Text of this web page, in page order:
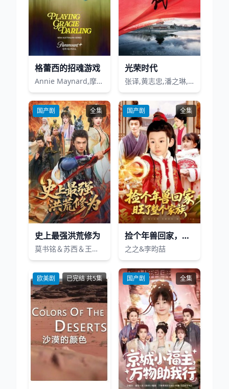
格蕾西的招魂游戏
Annie Maynard,摩根娜·奥莱利,鲁迪·达马林加姆,Celia Pacquola,Anne Tenney
光荣时代
张译,黄志忠,潘之琳,薛佳凝,张隽溢,王骁,黄品沅,李添诺,高亮,谭晓凡,易照博,张秋歌,曹凯,门东毅,董向荣,王一剑
国产剧 全集
史上最强洪荒修为
莫书铭＆苏西＆王业成
国产剧 全集
捡个年兽回家，旺了整个家族
之之&李昀喆
欧美剧 已完结 共5集 国产剧 全集